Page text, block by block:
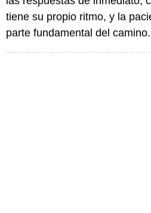
tiene su propio ritmo, y la
parte fundamental del camino.